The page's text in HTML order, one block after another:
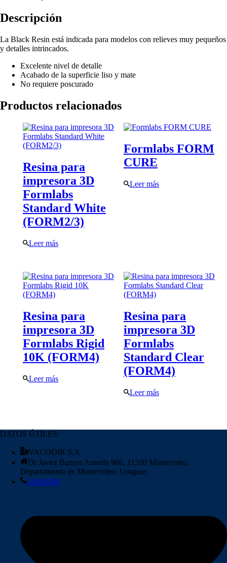
Descripción
La Black Resin está indicada para modelos con relieves muy pequeños
y detalles intrincados.
Excelente nivel de detalle
Acabado de la superficie liso y mate
No requiere poscurado
Productos relacionados
Resina para
impresora 3D
Formlabs
Standard White
(FORM2/3)
Leer más
Formlabs FORM
CURE
Leer más
Resina para
impresora 3D
Formlabs Rigid
10K (FORM4)
Leer más
Resina para
impresora 3D
Formlabs
Standard Clear
(FORM4)
Leer más
DATOS ÚTILES:
VACODIR S.A.
Dr Javier Barrios Amorín 986, 11200 Montevideo,
Departamento de Montevideo, Uruguay
24196248